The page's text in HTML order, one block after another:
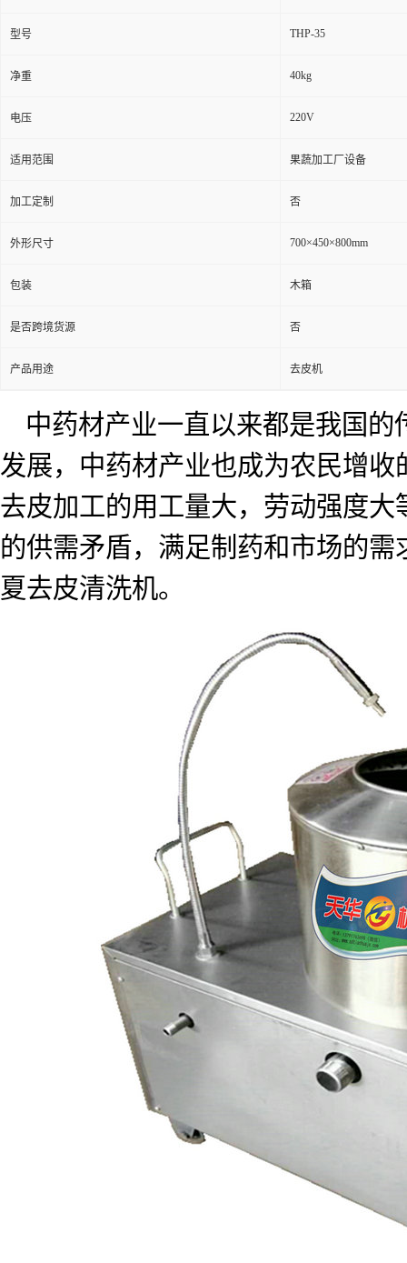
型号 THP-35
净重 40kg
电压 220V
适用范围 果蔬加工厂设备
加工定制 否
外形尺寸 700×450×800mm
包装 木箱
是否跨境货源 否
产品用途 去皮机
中药材产业一直以来都是我国
发展，中药材产业也成为农民增
去皮加工的用工量大，劳动强度
的供需矛盾，满足制药和市场的
夏去皮清洗机。